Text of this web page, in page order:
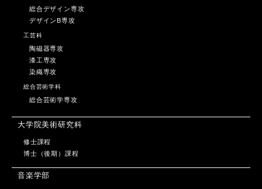
総合デザイン専攻
デザインB専攻
工芸科
陶磁器専攻
漆工専攻
染織専攻
総合芸術学科
総合芸術学専攻
大学院美術研究科
修士課程
博士（後期）課程
音楽学部